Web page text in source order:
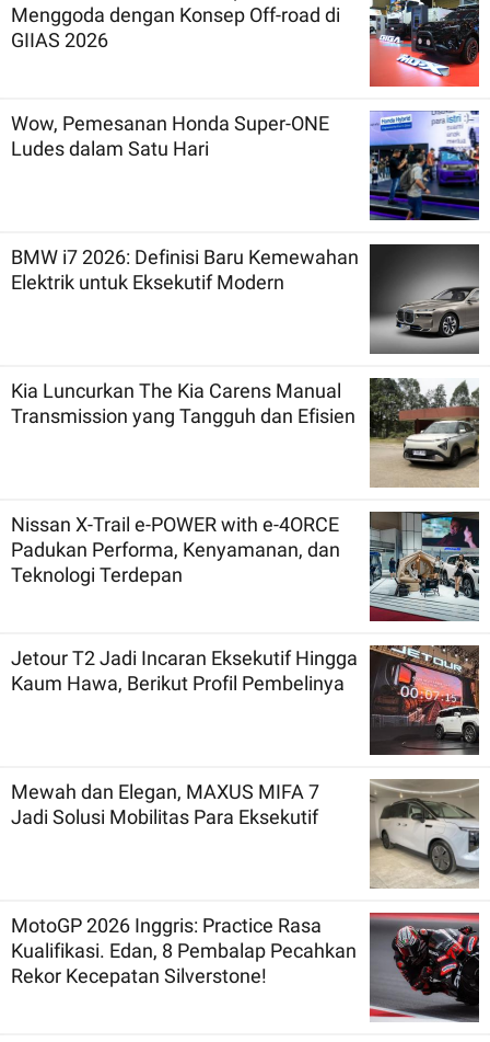
Menggoda dengan Konsep Off-road di
GIIAS 2026
Wow, Pemesanan Honda Super-ONE
Ludes dalam Satu Hari
BMW i7 2026: Definisi Baru Kemewahan
Elektrik untuk Eksekutif Modern
Kia Luncurkan The Kia Carens Manual
Transmission yang Tangguh dan Efisien
Nissan X-Trail e-POWER with e-4ORCE
Padukan Performa, Kenyamanan, dan
Teknologi Terdepan
Jetour T2 Jadi Incaran Eksekutif Hingga
Kaum Hawa, Berikut Profil Pembelinya
Mewah dan Elegan, MAXUS MIFA 7
Jadi Solusi Mobilitas Para Eksekutif
MotoGP 2026 Inggris: Practice Rasa
Kualifikasi. Edan, 8 Pembalap Pecahkan
Rekor Kecepatan Silverstone!